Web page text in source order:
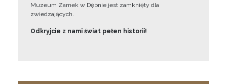
Muzeum Zamek w Dębnie jest zamknięty dla
zwiedzających.
Odkryjcie z nami świat pełen historii!